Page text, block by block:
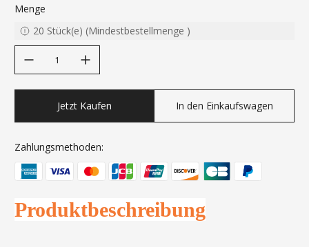
Menge
20 Stück(e) (Mindestbestellmenge )
Jetzt Kaufen In den Einkaufswagen
Zahlungsmethoden:
Produktbeschreibung